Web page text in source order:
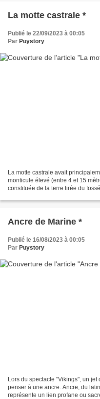
La motte castrale *
Publié le 22/09/2023 à 00:05
Par Puystory
La motte castrale avait
monticule élevé (entre 4 et 15
constituée de la terre tirée du
Ancre de Marine *
Publié le 16/08/2023 à 00:05
Par Puystory
Lors du spectacle "Vikings", un
penser à une ancre. Ancre, du
représente un lien profane ou